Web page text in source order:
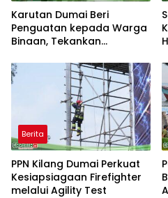
Karutan Dumai Beri
Penguatan kepada Warga
Binaan, Tekankan
Berita
PPN Kilang Dumai Perkuat
Kesiapsiagaan Firefighter
melalui Agility Test